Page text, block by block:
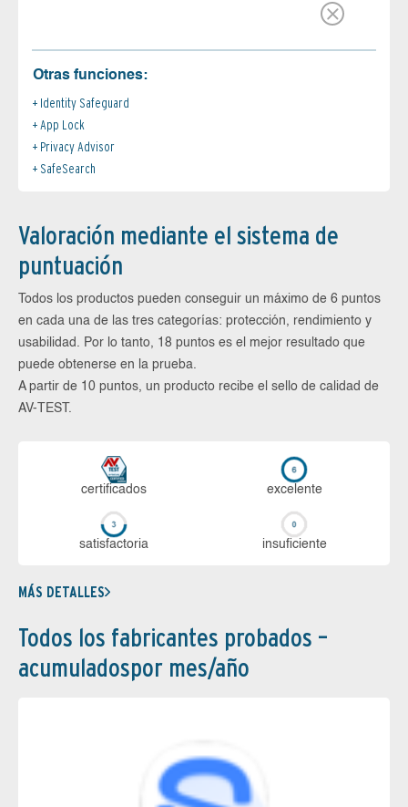
Otras funciones:
Identity Safeguard
App Lock
Privacy Advisor
SafeSearch
Valoración mediante el sistema de
puntuación
Todos los productos pueden conseguir un máximo de 6 puntos
en cada una de las tres categorías: protección, rendimiento y
usabilidad. Por lo tanto, 18 puntos es el mejor resultado que
puede obtenerse en la prueba.
A partir de 10 puntos, un producto recibe el sello de calidad de
AV-TEST.
certi­ficados ex­ce­len­te
sa­tis­fac­to­ria in­su­fi­cien­te
MÁS DETALLES
Todos los fabricantes probados –
acumuladospor mes/año